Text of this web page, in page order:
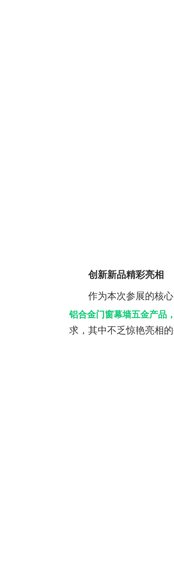
创新新品精彩亮相
作为本次参展的核心
铝合金门窗幕墙五金产品
求，其中不乏惊艳亮相的